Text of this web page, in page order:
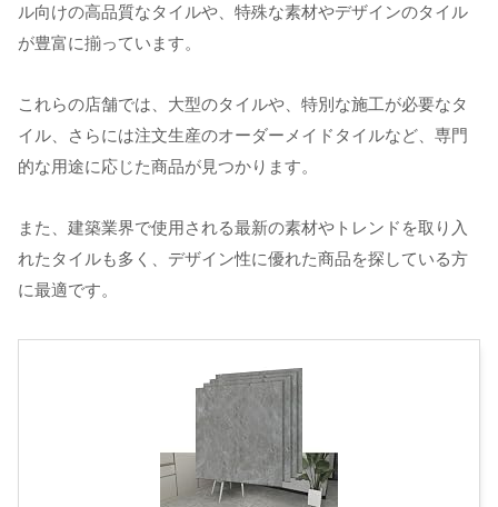
ル向けの高品質なタイルや、特殊な素材やデザインのタイル
が豊富に揃っています。
これらの店舗では、大型のタイルや、特別な施工が必要なタ
イル、さらには注文生産のオーダーメイドタイルなど、専門
的な用途に応じた商品が見つかります。
また、建築業界で使用される最新の素材やトレンドを取り入
れたタイルも多く、デザイン性に優れた商品を探している方
に最適です。